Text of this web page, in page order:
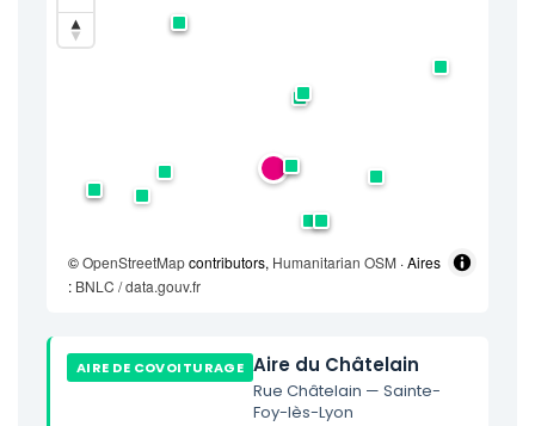
©OpenStreetMapcontributors, Humanitarian OSM · Aires
: BNLC / data.gouv.fr
AIRE DE COVOITURAGE Aire du Châtelain
Rue Châtelain — Sainte-
Foy-lès-Lyon